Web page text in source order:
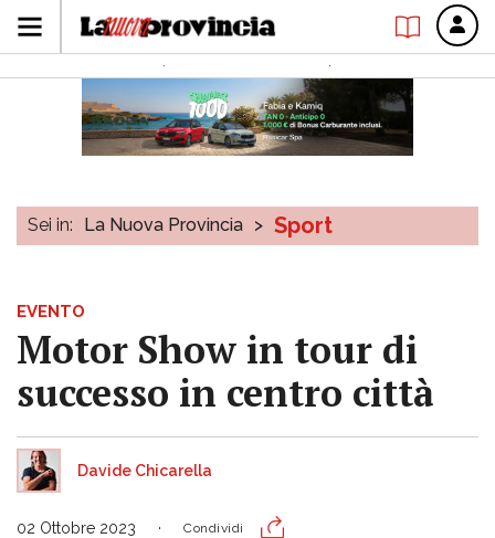
Sei in: La Nuova Provincia > Sport
EVENTO
Motor Show in tour di
successo in centro città
Davide Chicarella
02 Ottobre 2023 Condividi